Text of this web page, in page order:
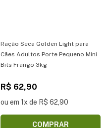
Ração Seca Golden Light para
Cães Adultos Porte Pequeno Mini
Bits Frango 3kg
R$ 62,90
ou em 1x de R$ 62,90
COMPRAR